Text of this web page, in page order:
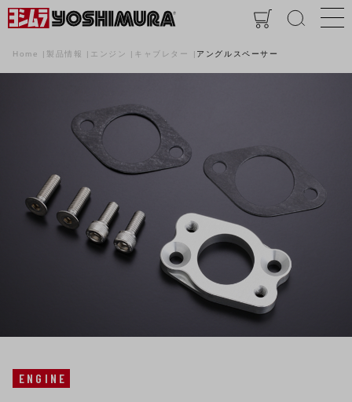
Home 製品情報 エンジン キャブレター アングルスペーサー
ENGINE